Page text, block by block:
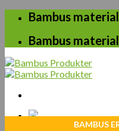
Skip
content
Bambus
Bambus
BAMBUS